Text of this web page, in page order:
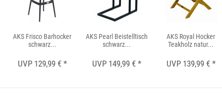
AKS Frisco Barhocker
schwarz...
UVP 129,99 € *
AKS Pearl Beistelltisch
schwarz...
UVP 149,99 € *
AKS Royal Hocker
Teakholz natur...
UVP 139,99 € *